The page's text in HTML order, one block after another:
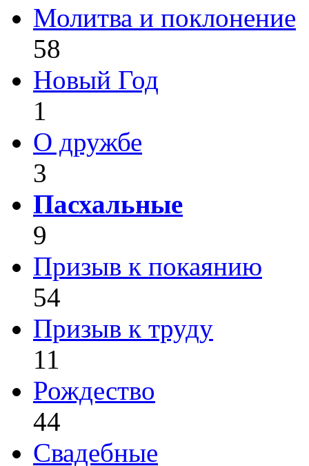
Молитва и поклонение
58
Новый Год
1
О дружбе
3
Пасхальные
9
Призыв к покаянию
54
Призыв к труду
11
Рождество
44
Свадебные